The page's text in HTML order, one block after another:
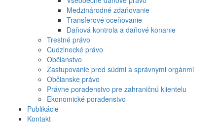
Medzinárodné zdaňovanie
Transferové oceňovanie
Daňová kontrola a daňové konanie
Trestné právo
Cudzinecké právo
Občianstvo
Zastupovanie pred súdmi a správnymi orgánmi
Občianske právo
Právne poradenstvo pre zahraničnú klientelu
Ekonomické poradenstvo
Publikácie
Kontakt